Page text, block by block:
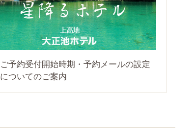
ご予約受付開始時期・予約メールの設定
についてのご案内